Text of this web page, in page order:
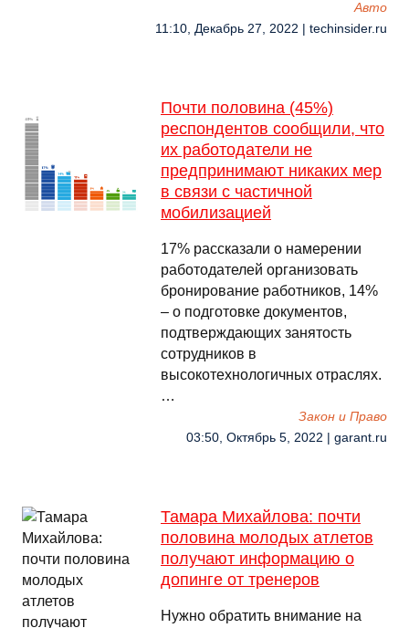
Авто
11:10, Декабрь 27, 2022 | techinsider.ru
Почти половина (45%)
респондентов сообщили, что
их работодатели не
предпринимают никаких мер
в связи с частичной
мобилизацией
17% рассказали о намерении
работодателей организовать
бронирование работников, 14%
– о подготовке документов,
подтверждающих занятость
сотрудников в
высокотехнологичных отраслях.
…
Закон и Право
03:50, Октябрь 5, 2022 | garant.ru
Тамара Михайлова: почти
половина молодых атлетов
получают информацию о
допинге от тренеров
Нужно обратить внимание на